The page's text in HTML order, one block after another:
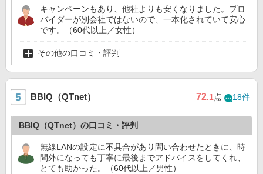
キャンペーンもあり、他社よりも安くなりました。プロ
バイダーが別会社ではないので、一本化されていて安心
です。（60代以上／女性）
その他の口コミ・評判
BBIQ（QTnet） 72.1点 18件
BBIQ（QTnet）の口コミ・評判
無線LANの設定に不具合があり問い合わせたときに、時
間外になっても丁寧に最後までアドバイスをしてくれ、
とても助かった。（60代以上／男性）